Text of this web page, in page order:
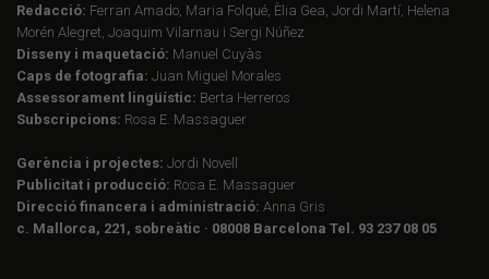
Redacció: Ferran Amado, Maria Folqué, Èlia Gea, Jordi Martí, Helena
Morén Alegret, Joaquim Vilarnau i Sergi Núñez
Disseny i maquetació: Manuel Cuyàs
Caps de fotografia: Juan Miguel Morales
Assessorament lingüístic: Berta Herreros
Subscripcions: Rosa E. Massaguer
Gerència i projectes: Jordi Novell
Publicitat i producció: Rosa E. Massaguer
Direcció financera i administració: Anna Gris
c. Mallorca, 221, sobreàtic · 08008 Barcelona Tel. 93 237 08 05